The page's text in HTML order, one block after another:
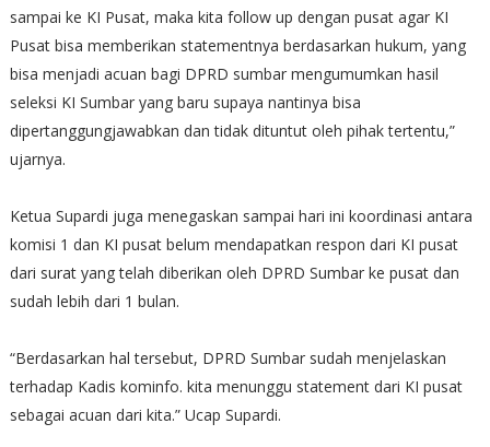
sampai ke KI Pusat, maka kita follow up dengan pusat agar KI
Pusat bisa memberikan statementnya berdasarkan hukum, yang
bisa menjadi acuan bagi DPRD sumbar mengumumkan hasil
seleksi KI Sumbar yang baru supaya nantinya bisa
dipertanggungjawabkan dan tidak dituntut oleh pihak tertentu,”
ujarnya.
Ketua Supardi juga menegaskan sampai hari ini koordinasi antara
komisi 1 dan KI pusat belum mendapatkan respon dari KI pusat
dari surat yang telah diberikan oleh DPRD Sumbar ke pusat dan
sudah lebih dari 1 bulan.
“Berdasarkan hal tersebut, DPRD Sumbar sudah menjelaskan
terhadap Kadis kominfo. kita menunggu statement dari KI pusat
sebagai acuan dari kita.” Ucap Supardi.